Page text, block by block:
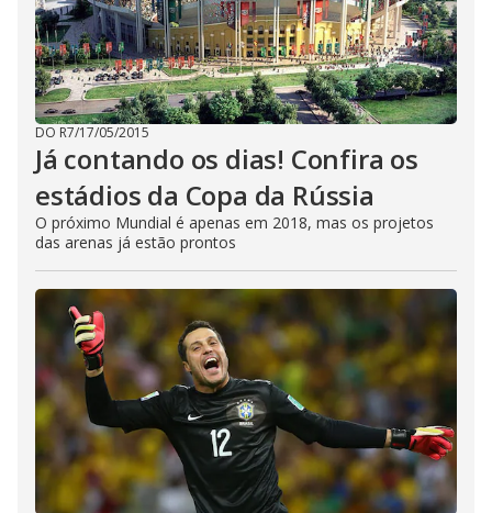
DO R7/17/05/2015
Já contando os dias! Confira os
estádios da Copa da Rússia
O próximo Mundial é apenas em 2018, mas os projetos
das arenas já estão prontos